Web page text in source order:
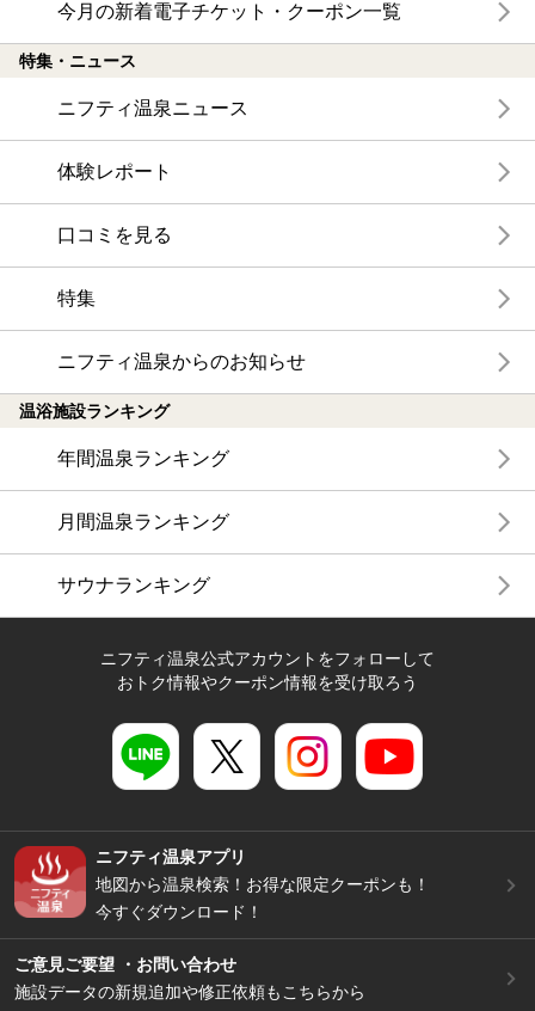
今月の新着電子チケット・クーポン一覧
特集・ニュース
ニフティ温泉ニュース
体験レポート
口コミを見る
特集
ニフティ温泉からのお知らせ
温浴施設ランキング
年間温泉ランキング
月間温泉ランキング
サウナランキング
ニフティ温泉公式アカウントをフォローして
おトク情報やクーポン情報を受け取ろう
ニフティ温泉アプリ
地図から温泉検索！お得な限定クーポンも！
今すぐダウンロード！
ご意見ご要望 ・お問い合わせ
施設データの新規追加や修正依頼もこちらから